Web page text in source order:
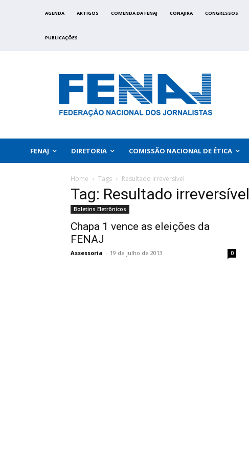
AGENDA ARTIGOS COMENDA DA FENAJ CONAJIRA CONGRESSOS
PUBLICAÇÕES
FENAJ DIRETORIA COMISSÃO NACIONAL DE ÉTICA
Home Tags Resultado irreversível
Tag: Resultado irreversível
Boletins Eletrônicos
Chapa 1 vence as eleições da
FENAJ
Assessoria - 19 de julho de 2013 0